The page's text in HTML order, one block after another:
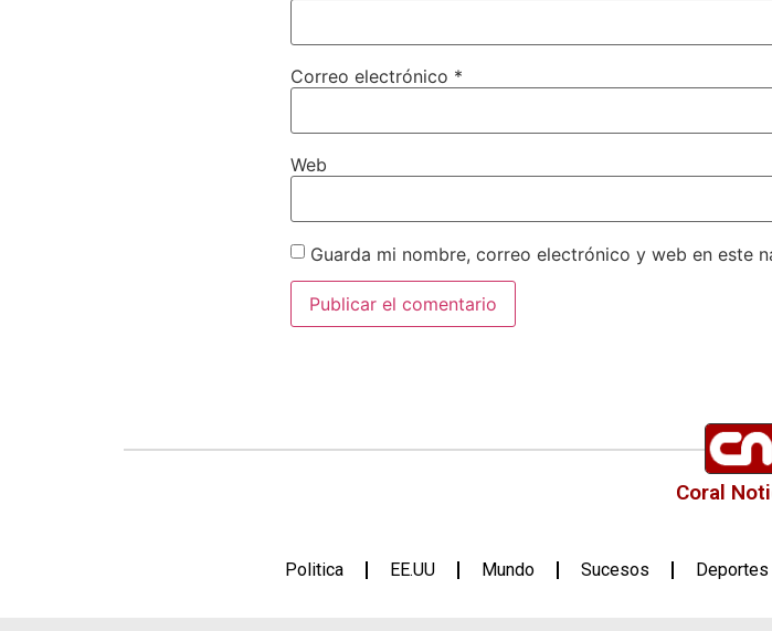
Correo electrónico *
Web
Guarda mi nombre, correo electrónico y web en este
Coral
Politica EE.UU Mundo Sucesos Deportes